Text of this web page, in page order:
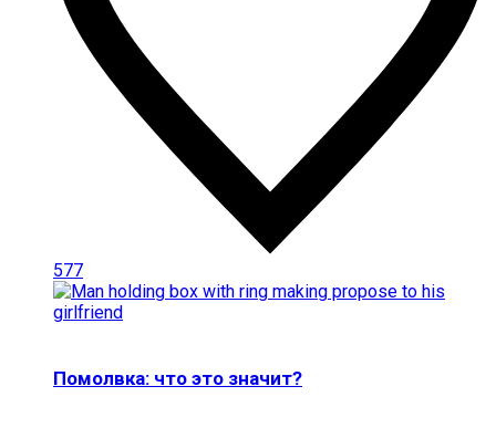
577
Помолвка: что это значит?